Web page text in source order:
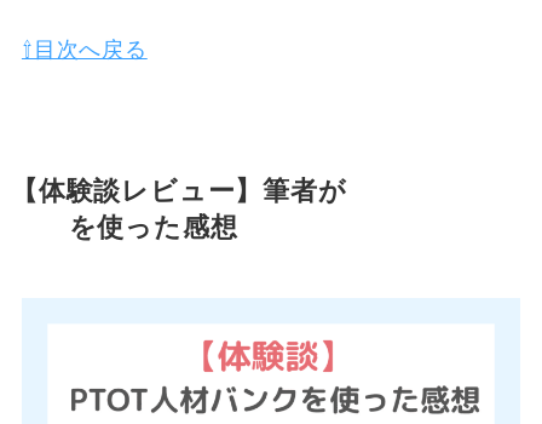
⇧目次へ戻る
【体験談レビュー】筆者がPTOT人材バ
を使った感想